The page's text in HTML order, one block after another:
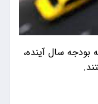
بودجه سال آینده،